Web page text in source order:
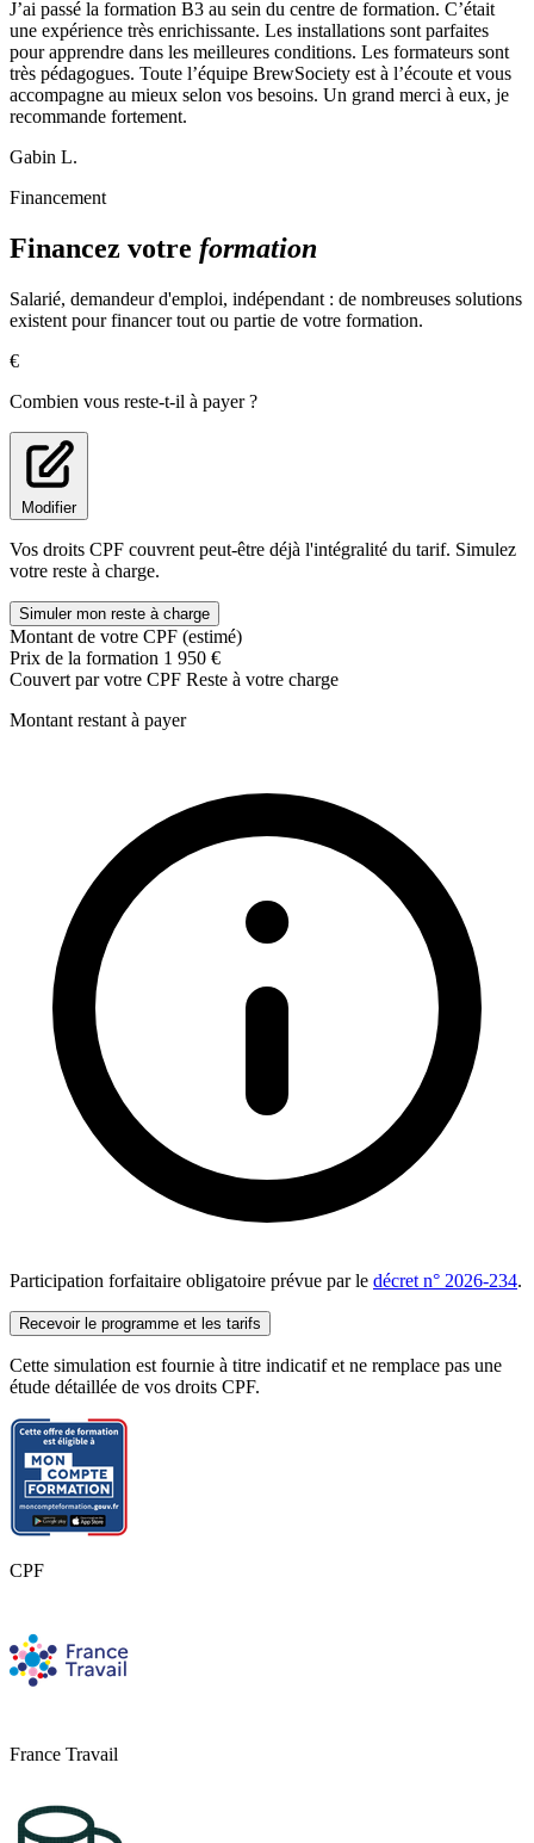
J’ai passé la formation B3 au sein du centre de formation. C’était
une expérience très enrichissante. Les installations sont parfaites
pour apprendre dans les meilleures conditions. Les formateurs sont
très pédagogues. Toute l’équipe BrewSociety est à l’écoute et vous
accompagne au mieux selon vos besoins. Un grand merci à eux, je
recommande fortement.
Gabin L.
Financement
Financez votre formation
Salarié, demandeur d'emploi, indépendant : de nombreuses solutions
existent pour financer tout ou partie de votre formation.
€
Combien vous reste-t-il à payer ?
Modifier
Vos droits CPF couvrent peut-être déjà l'intégralité du tarif. Simulez
votre reste à charge.
Simuler mon reste à charge
Montant de votre CPF (estimé)
Prix de la formation 1 950 €
Couvert par votre CPF Reste à votre charge
Montant restant à payer
Participation forfaitaire obligatoire prévue par le décret n° 2026-234.
Recevoir le programme et les tarifs
Cette simulation est fournie à titre indicatif et ne remplace pas une
étude détaillée de vos droits CPF.
CPF
France Travail